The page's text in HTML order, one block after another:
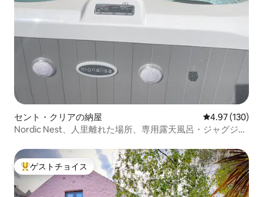
セント・クリアの納屋 レビュー130
4.97 (130)
Nordic Nest、人里離れた場所、専用露天風呂・ジャグジ
大好評のゲストチョイスです。
ゲストチョイス